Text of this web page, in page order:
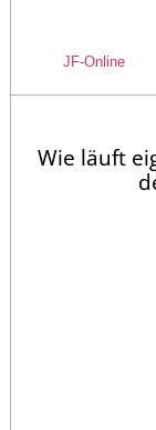
JF-Online
Wie läuft